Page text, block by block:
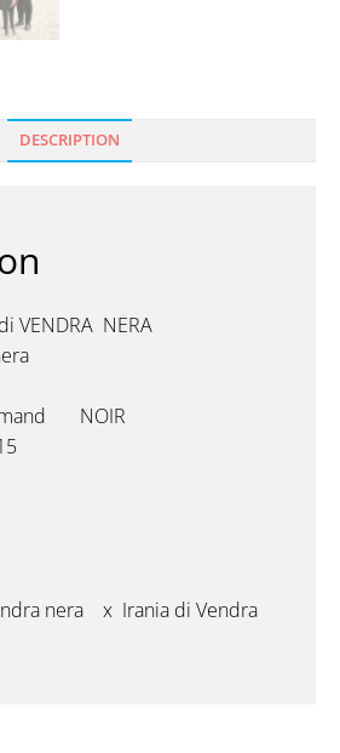
DESCRIPTION
VENDRA NERA
NOIR
nera x Irania di Vendra